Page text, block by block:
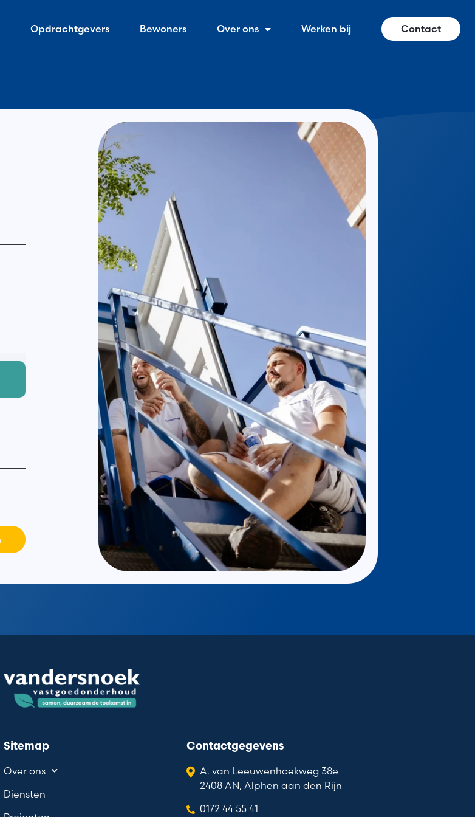
Opdrachtgevers Bewoners Over ons Werken bij Contact
Sitemap
Over ons
Diensten
Contactgegevens
A. van Leeuwenhoekweg 38e
2408 AN, Alphen aan den Rijn
0172 44 55 41